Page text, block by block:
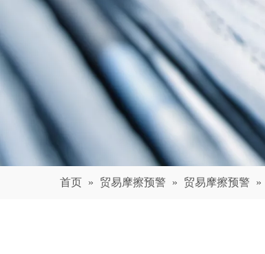
首页 » 贸易摩擦预警 » 贸易摩擦预警 »